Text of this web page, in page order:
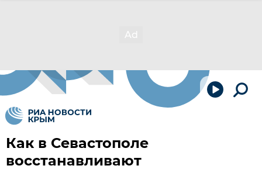
Как в Севастополе
восстанавливают